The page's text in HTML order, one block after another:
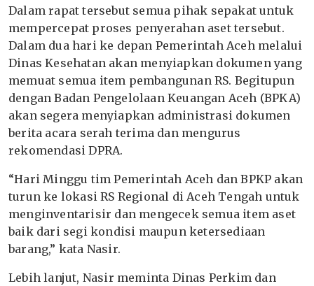
Dalam rapat tersebut semua pihak sepakat untuk
mempercepat proses penyerahan aset tersebut.
Dalam dua hari ke depan Pemerintah Aceh melalui
Dinas Kesehatan akan menyiapkan dokumen yang
memuat semua item pembangunan RS. Begitupun
dengan Badan Pengelolaan Keuangan Aceh (BPKA)
akan segera menyiapkan administrasi dokumen
berita acara serah terima dan mengurus
rekomendasi DPRA.
“Hari Minggu tim Pemerintah Aceh dan BPKP akan
turun ke lokasi RS Regional di Aceh Tengah untuk
menginventarisir dan mengecek semua item aset
baik dari segi kondisi maupun ketersediaan
barang,” kata Nasir.
Lebih lanjut, Nasir meminta Dinas Perkim dan